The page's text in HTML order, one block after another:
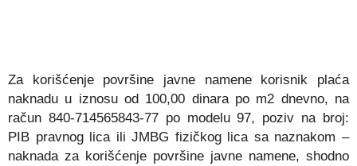
Za korišćenje površine javne namene korisnik plaća
naknadu u iznosu od 100,00 dinara po m2 dnevno, na
račun 840-714565843-77 po modelu 97, poziv na broj:
PIB pravnog lica ili JMBG fizičkog lica sa naznakom –
naknada za korišćenje površine javne namene, shodno